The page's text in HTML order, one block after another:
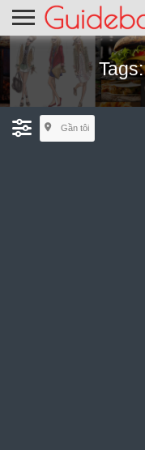
Gần tôi